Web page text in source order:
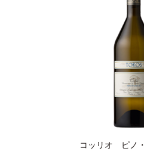
コッリオ ピノ